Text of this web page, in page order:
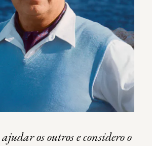
ajudar os outros e considero o